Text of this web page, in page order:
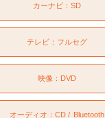
カーナビ： SD
テレビ： フルセグ
映像： DVD
オーディオ：CD Bluetooth